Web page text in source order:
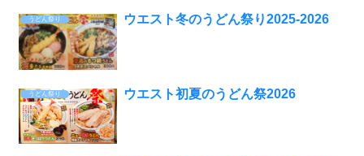
うどん祭り ウエスト冬のうどん祭り2025-2026
うどん祭り ウエスト初夏のうどん祭2026